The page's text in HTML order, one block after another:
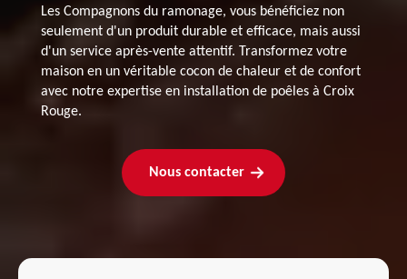
Les Compagnons du ramonage, vous bénéficiez non
seulement d'un produit durable et efficace, mais aussi
d'un service après-vente attentif. Transformez votre
maison en un véritable cocon de chaleur et de confort
avec notre expertise en installation de poêles à Croix
Rouge.
Nous contacter